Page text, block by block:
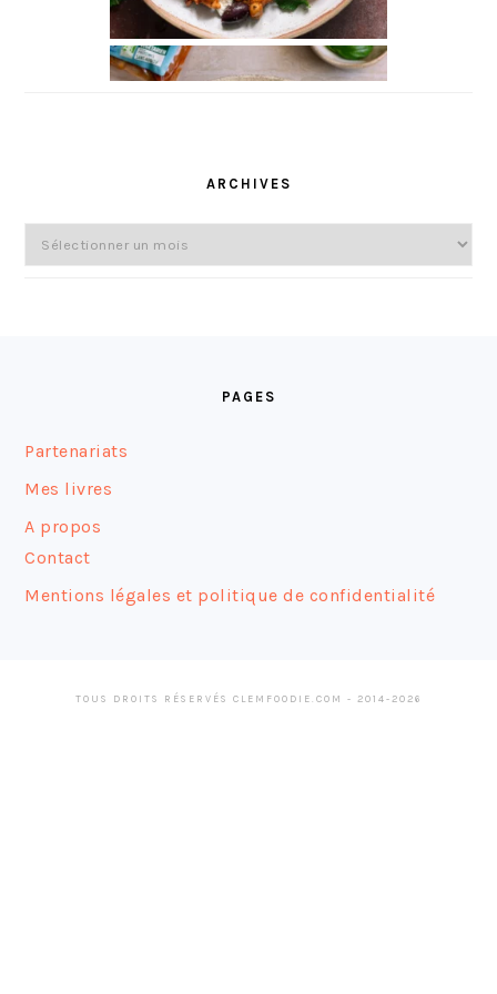
ARCHIVES
Archives
PAGES
Partenariats
Mes livres
A propos
Contact
Mentions légales et politique de confidentialité
TOUS DROITS RÉSERVÉS CLEMFOODIE.COM - 2014-2026